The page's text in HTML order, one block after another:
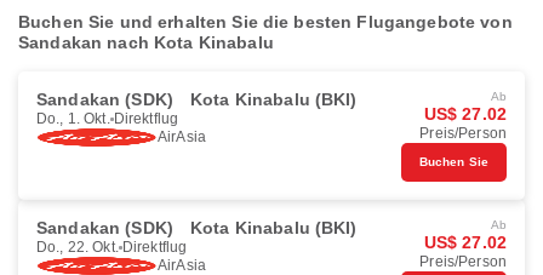
Buchen Sie und erhalten Sie die besten Flugangebote von
Sandakan nach Kota Kinabalu
Sandakan (SDK) Kota Kinabalu (BKI)
Do., 1. Okt. Direktflug
AirAsia
Ab
US$ 27.02
Preis/Person
Buchen Sie
Sandakan (SDK) Kota Kinabalu (BKI)
Do., 22. Okt. Direktflug
AirAsia
Ab
US$ 27.02
Preis/Person